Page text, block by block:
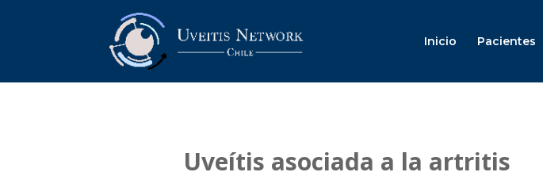
Inicio Pacientes
Uveítis asociada a la artritis